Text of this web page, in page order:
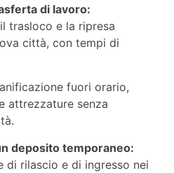
di lavoro:
trasloco e la ripresa
città, con tempi di
fuori orario,
attrezzature senza
deposito temporaneo:
di rilascio e di ingresso nei